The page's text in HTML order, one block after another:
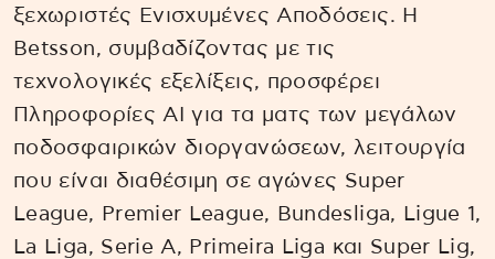
ξεχωριστές Ενισχυμένες Αποδόσεις. Η
Betsson, συμβαδίζοντας με τις
τεχνολογικές εξελίξεις, προσφέρει
Πληροφορίες AI για τα ματς των μεγάλων
ποδοσφαιρικών διοργανώσεων, λειτουργία
που είναι διαθέσιμη σε αγώνες Super
League, Premier League, Bundesliga, Ligue 1,
La Liga, Serie A, Primeira Liga και Super Lig,